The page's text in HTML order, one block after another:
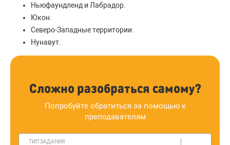
Ньюфаундленд и Лабрадор.
Юкон.
Северо-Западные территории.
Нунавут.
Сложно разобраться самому?
Попробуйте обратиться за помощью к
преподавателям
ТИП ЗАДАНИЯ